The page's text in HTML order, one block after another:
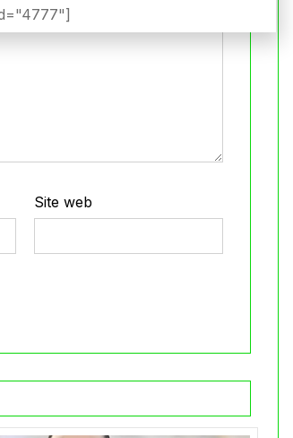
Site web